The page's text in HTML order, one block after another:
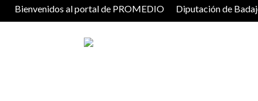
Bienvenidos al portal de PROMEDIO Diputación de